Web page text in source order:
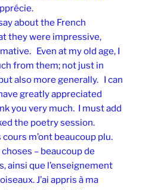
about the French
they were impressive,
Even at my old age, I
from them; not just in
also more generally. I can
greatly appreciated
you very much. I must add
the poetry session.
m’ont beaucoup plu.
choses – beaucoup de
ainsi que l’enseignement
J’ai appris à ma